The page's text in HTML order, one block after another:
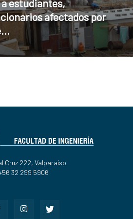
estudiantes,
afectados por
Cruz 222, Valparaíso
32 299 5906